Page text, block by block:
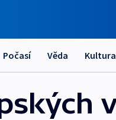
Počasí Věda Kultura